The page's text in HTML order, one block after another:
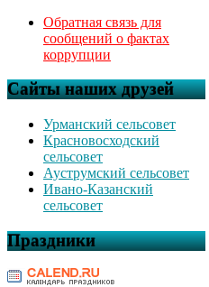
Обратная связь для
сообщений о фактах
коррупции
Сайты наших друзей
Урманский сельсовет
Красновосходский
сельсовет
Ауструмский сельсовет
Ивано-Казанский
сельсовет
Праздники